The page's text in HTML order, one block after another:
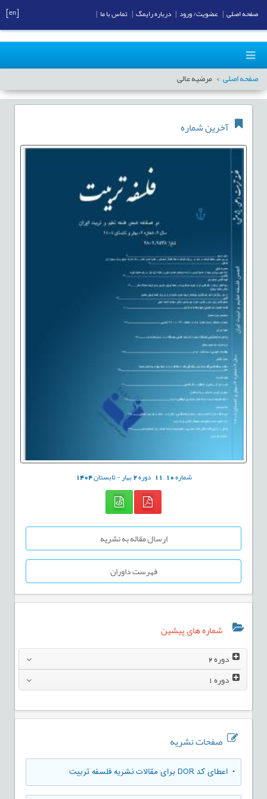
صفحه اصلی مرضیه عالی
آخرین شماره
شماره10
,
11 دوره2بهار - تابستان1404
ارسال مقاله به نشریه
فهرست داوران
شماره های پیشین
دوره2
دوره1
صفحات نشریه
• اعطای کد DOR برای مقالات نشریه فلسفه تربیت
صفحه اصلی عضویت/ ورود درباره رایمگ تماس با ما